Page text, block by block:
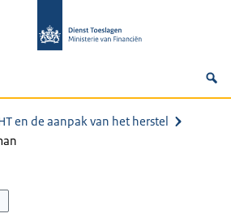
en de aanpak van het herstel